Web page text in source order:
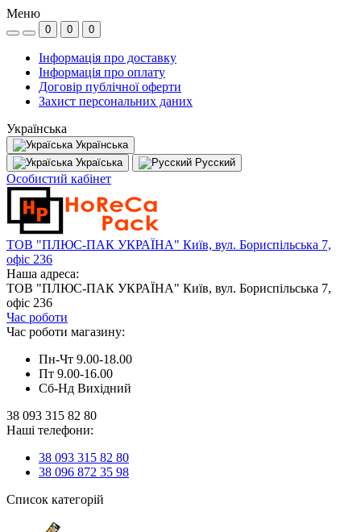
Меню
0 0 0
Інформація про доставку
Інформація про оплату
Договір публічної оферти
Захист персональних даних
Українська
Українська
Україська
Русский
Особистий кабінет
ТОВ "ПЛЮС-ПАК УКРАЇНА" Київ, вул. Бориспільська 7,
офіс 236
Наша адреса:
ТОВ "ПЛЮС-ПАК УКРАЇНА" Київ, вул. Бориспільська 7,
офіс 236
Час роботи
Час роботи магазину:
Пн-Чт 9.00-18.00
Пт 9.00-16.00
Сб-Нд Вихідний
38 093 315 82 80
Наші телефони:
38 093 315 82 80
38 096 872 35 98
Список категорій